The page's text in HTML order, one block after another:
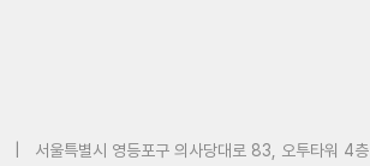
서울특별시 영등포구 의사당대로 83, 오투타워 4층